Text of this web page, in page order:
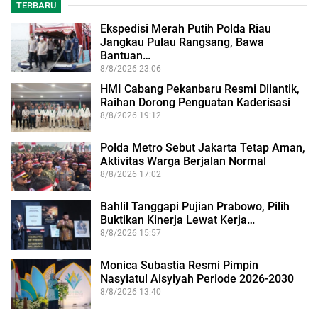
TERBARU
Ekspedisi Merah Putih Polda Riau
Jangkau Pulau Rangsang, Bawa
Bantuan…
8/8/2026 23:06
HMI Cabang Pekanbaru Resmi Dilantik,
Raihan Dorong Penguatan Kaderisasi
8/8/2026 19:12
Polda Metro Sebut Jakarta Tetap Aman,
Aktivitas Warga Berjalan Normal
8/8/2026 17:02
Bahlil Tanggapi Pujian Prabowo, Pilih
Buktikan Kinerja Lewat Kerja…
8/8/2026 15:57
Monica Subastia Resmi Pimpin
Nasyiatul Aisyiyah Periode 2026-2030
8/8/2026 13:40